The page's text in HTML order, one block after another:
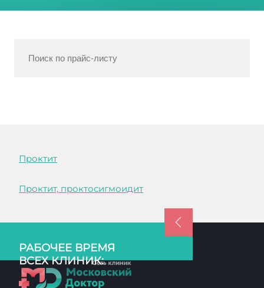
Проктит
Проктит, проктосигмоидит
РАБОЧЕЕ ВРЕМЯ
ВСЕХ КЛИНИК: